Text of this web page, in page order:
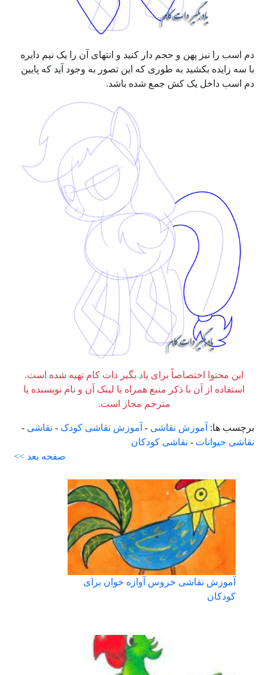
دم اسب را نیز پهن و حجم دار کنید و انتهای آن را یک نیم دایره
با سه زایده بکشید به طوری که این تصور به وجود آید که پایین
دم اسب داخل یک کش جمع شده باشد.
این محتوا اختصاصاً برای یاد بگیر دات کام تهیه شده است.
استفاده از آن با ذکر منبع همراه با لینک آن و نام نویسنده یا
مترجم مجاز است.
برچسب ها: آموزش نقاشی - آموزش نقاشی کودک - نقاشی -
نقاشی حیوانات - نقاشی کودکان
صفحه بعد >>
آموزش نقاشی خروس آوازه خوان برای
کودکان